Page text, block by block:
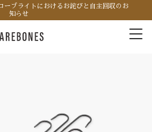
ブライトにおけるお詫びと自主回収のお
知らせ